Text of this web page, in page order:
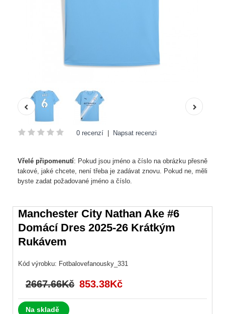
0 recenzí Napsat recenzi
Vřelé připomenutí: Pokud jsou jméno a číslo na obrázku přesně
takové, jaké chcete, není třeba je zadávat znovu. Pokud ne, měli
byste zadat požadované jméno a číslo.
Manchester City Nathan Ake #6
Domácí Dres 2025-26 Krátkým
Rukávem
Kód výrobku: Fotbalovefanousky_331
2667.66Kč 853.38Kč
Na skladě